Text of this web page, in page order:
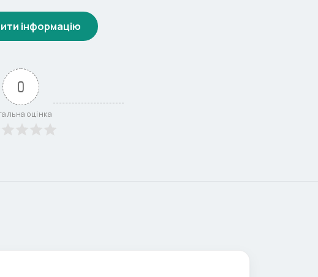
інформацію
0
оцінка